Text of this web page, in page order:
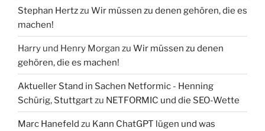
Stephan Hertzzu Wir müssen zu denen gehören, die es
machen!
Harry und Henry Morgan zu Wir müssen zu denen
gehören, die es machen!
Aktueller Stand in Sachen Netformic - Henning
Schürig, Stuttgartzu NETFORMIC und die SEO-Wette
Marc Hanefeld zu Kann ChatGPT lügen und was